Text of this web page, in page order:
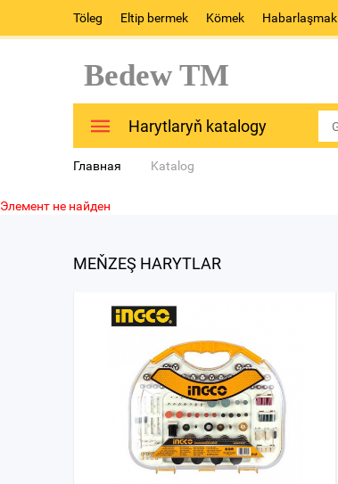
Töleg Eltip bermek Kömek Habarlaşmak
Bedew TM
Harytlaryň katalogy
Главная Katalog
Элемент не найден
MEŇZEŞ HARYTLAR